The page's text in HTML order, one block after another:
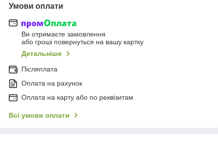
Умови оплати
Ви отримаєте замовлення
або гроші повернуться на вашу картку
Детальніше
Післяплата
Оплата на рахунок
Оплата на карту або по реквізитам
Всі умови оплати